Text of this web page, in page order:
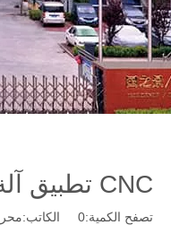
CNC تطبيق آلة قطع الخشب
تصفح الكمية:0